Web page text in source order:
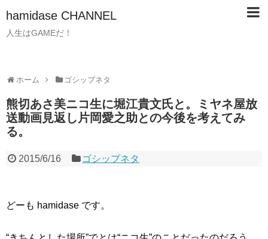
hamidase CHANNEL
人生はGAMEだ！
ホーム ゴシップネタ
熊切あさ美ニコ生に堀江貴文氏と。ミヤネ屋放
送動画見返し片岡愛之助との今後を考えてみ
る。
2015/6/16 ゴシップネタ
どーも hamidase です。